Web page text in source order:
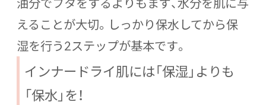
えることが大切。しっかり保水してから保
湿を行う2ステップが基本です。
インナードライ肌には「保湿」よりも
「保水」を！